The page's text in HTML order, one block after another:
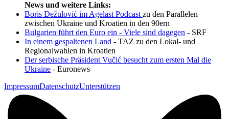
News und weitere Links:
Boris Dežulović im Agelast Podcast zu den Parallelen
zwischen Ukraine und Kroatien in den 90ern
Bulgarien führt den Euro ein - Viele sind dagegen - SRF
In einem gespaltenen Land - TAZ zu den Lokal- und
Regionalwahlen in Kroatien
Der serbische Präsident Vučić besucht zum ersten Mal die
Ukraine - Euronews
ImpressumDatenschutzUnterstützen